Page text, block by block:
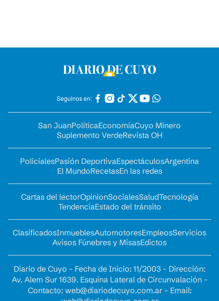
Seguinos en:
San JuanPolíticaEconomíaCuyo Minero
Suplemento VerdeRevista OH
PolicialesPasión DeportivaEspectáculosArgentina
El MundoRecetasEn las redes
Cartas del lectorOpinionSocialesSaludTecnología
TendenciaEstado del tránsito
ClasificadosInmueblesAutomotoresEmpleosServicios
Avisos Fúnebres y MisasEdictos
Diario de Cuyo - Fecha de Inicio: 11/2003 - Dirección:
Av. Alem Sur 1639. Esquina Lateral de Circunvalación -
Contacto: web@diariodecuyo.com.ar- Email: